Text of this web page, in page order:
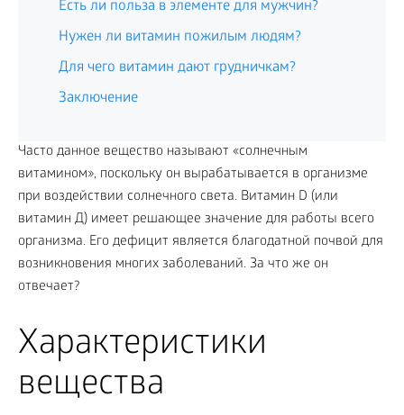
Есть ли польза в элементе для мужчин?
Нужен ли витамин пожилым людям?
Для чего витамин дают грудничкам?
Заключение
Часто данное вещество называют «солнечным
витамином», поскольку он вырабатывается в организме
при воздействии солнечного света. Витамин D (или
витамин Д) имеет решающее значение для работы всего
организма. Его дефицит является благодатной почвой для
возникновения многих заболеваний. За что же он
отвечает?
Характеристики
вещества